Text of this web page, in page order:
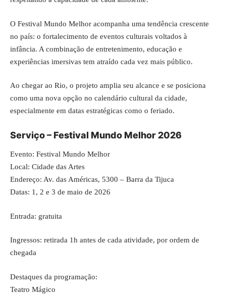
O Festival Mundo Melhor acompanha uma tendência crescente
no país: o fortalecimento de eventos culturais voltados à
infância. A combinação de entretenimento, educação e
experiências imersivas tem atraído cada vez mais público.
Ao chegar ao Rio, o projeto amplia seu alcance e se posiciona
como uma nova opção no calendário cultural da cidade,
especialmente em datas estratégicas como o feriado.
Serviço – Festival Mundo Melhor 2026
Evento: Festival Mundo Melhor
Local: Cidade das Artes
Endereço: Av. das Américas, 5300 – Barra da Tijuca
Datas: 1, 2 e 3 de maio de 2026
Entrada: gratuita
Ingressos: retirada 1h antes de cada atividade, por ordem de
chegada
Destaques da programação:
Teatro Mágico